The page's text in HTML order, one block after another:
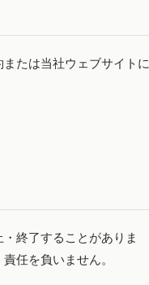
たは当社ウェブサイトに
終了することがありま
任を負いません。